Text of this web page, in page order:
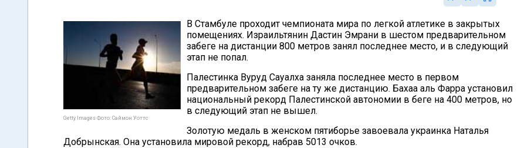
Getty Images Фото: Саймон Уоттс
В Стамбуле проходит чемпионата мира по легкой атлетике в закрытых
помещениях. Израильтянин Дастин Эмрани в шестом предварительном
забеге на дистанции 800 метров занял последнее место, и в следующий
этап не попал.
Палестинка Вуруд Сауалха заняла последнее место в первом
предварительном забеге на ту же дистанцию. Бахаа аль Фарра установил
национальный рекорд Палестинской автономии в беге на 400 метров, но
в следующий этап не вышел.
Золотую медаль в женском пятиборье завоевала украинка Наталья
Добрынская. Она установила мировой рекорд, набрав 5013 очков.